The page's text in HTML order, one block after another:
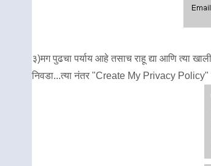
३)मग पुढचा पर्याय आहे तसाच राहू द्या आणि त्या
निवडा...त्या नंतर "Create My Privacy Policy"